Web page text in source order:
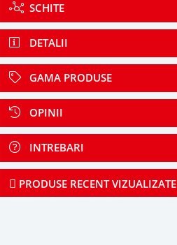
SCHITE
DETALII
GAMA PRODUSE
OPINII
INTREBARI
PRODUSE RECENT VIZUALIZATE